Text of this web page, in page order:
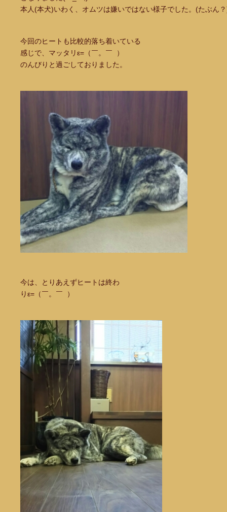
本人(本犬)いわく、オムツは嫌いではない様子でした。(たぶん
今回のヒートも比較的落ち着いている
感じで、マッタリε=（￣。￣ ）
のんびりと過ごしておりました。
今は、とりあえずヒートは終わ
りε=（￣。￣ ）